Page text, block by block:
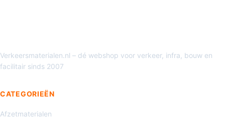
Verkeersmaterialen.nl – dé webshop voor verkeer, infra, bouw en
facilitair sinds 2007
CATEGORIEËN
Afzetmaterialen